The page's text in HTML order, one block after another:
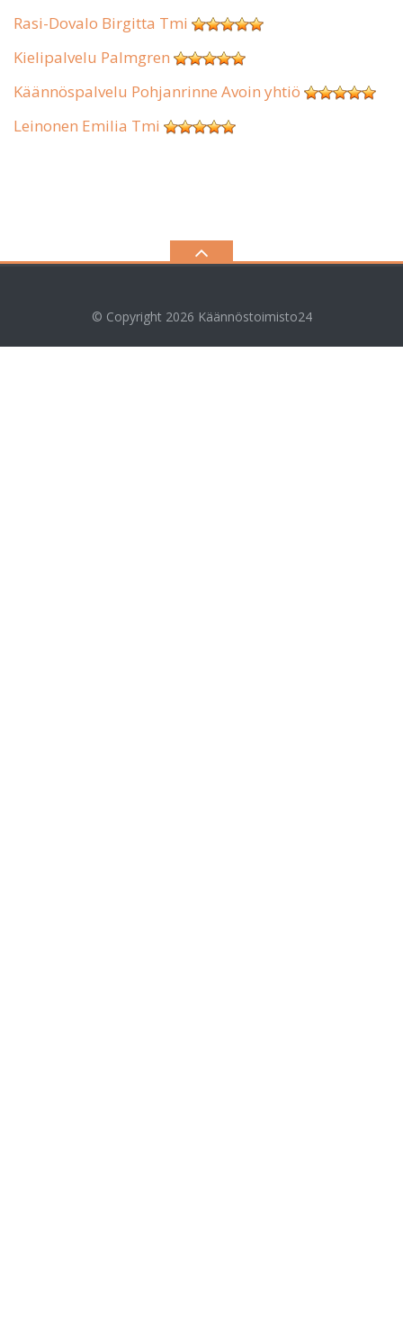
Rasi-Dovalo Birgitta Tmi
Kielipalvelu Palmgren
Käännöspalvelu Pohjanrinne Avoin yhtiö
Leinonen Emilia Tmi
© Copyright 2026 Käännöstoimisto24